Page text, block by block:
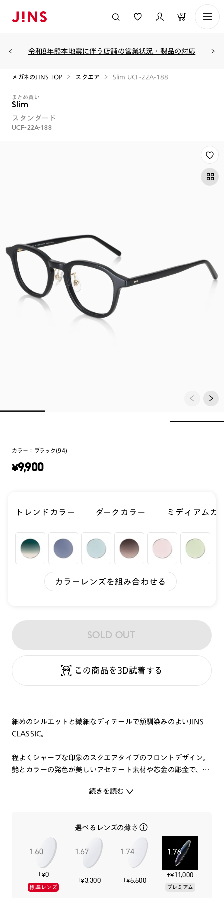
0
令和8年熊本地震に伴う店舗の営業状況・製品の対応
メガネのJINS TOP スクエア Slim UCF-22A-188
まとめ買い
Slim
スタンダード
UCF-22A-188
カラー： ブラック(94)
¥9,900
トレンドカラー ダークカラー ミディアムカ
カラーレンズを組み合わせる
SOLD OUT
この商品を3D試着する
細めのシルエットと繊細なディテールで顔馴染みのよいJINS
CLASSIC。
程よくシャープな印象のスクエアタイプのフロントデザイン。
艶とカラーの発色が美しいアセテート素材や芯金の彫金で、上
続きを読む
選べるレンズの薄さ
+¥0
標準レンズ
+¥3,300 +¥5,500
+¥11,000
プレミアム